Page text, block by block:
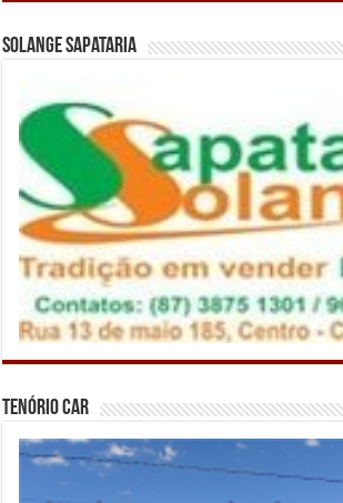
Solange Sapataria
Tenório Car